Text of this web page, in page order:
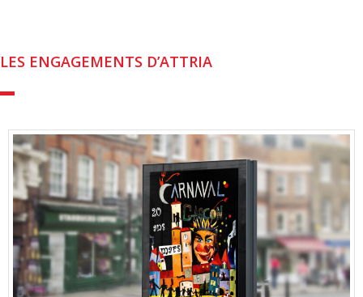
LES ENGAGEMENTS D’ATTRIA